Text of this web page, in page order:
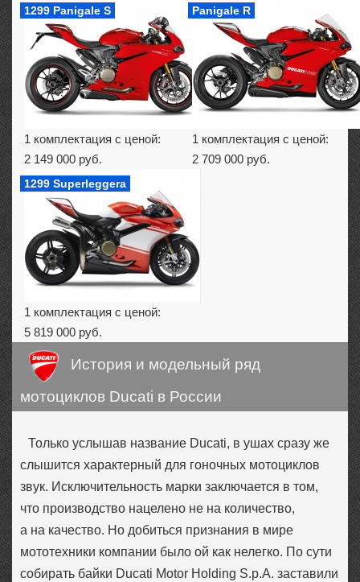
1299 Panigale S
1 комплектация с ценой:
2 149 000 руб.
Panigale R
1 комплектация с ценой:
2 709 000 руб.
1299 Superleggera
1 комплектация с ценой:
5 819 000 руб.
История и модельный ряд
мотоциклов Ducati в России
Только услышав название Ducati, в ушах сразу же
слышится характерный для гоночных мотоциклов
звук. Исключительность марки заключается в том,
что производство нацелено не на количество,
а на качество. Но добиться признания в мире
мототехники компании было ой как нелегко. По сути
собирать байки Ducati Motor Holding S.p.A. заставили